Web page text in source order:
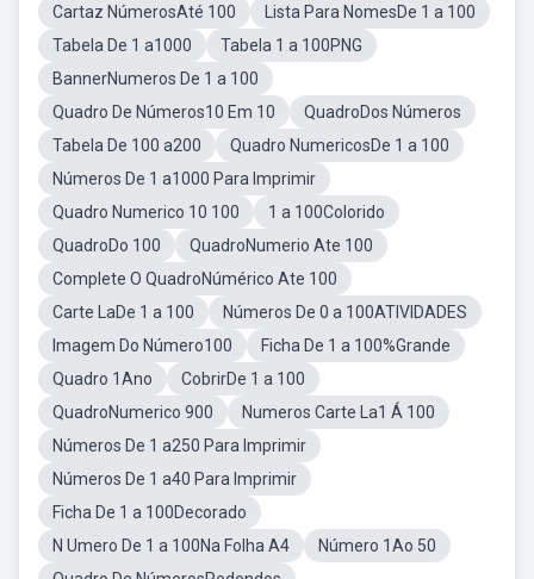
Cartaz NúmerosAté 100
Lista Para NomesDe 1 a 100
Tabela De 1 a1000
Tabela 1 a 100PNG
BannerNumeros De 1 a 100
Quadro De Números10 Em 10
QuadroDos Números
Tabela De 100 a200
Quadro NumericosDe 1 a 100
Números De 1 a1000 Para Imprimir
Quadro Numerico 10 100
1 a 100Colorido
QuadroDo 100
QuadroNumerio Ate 100
Complete O QuadroNúmérico Ate 100
Carte LaDe 1 a 100
Números De 0 a 100ATIVIDADES
Imagem Do Número100
Ficha De 1 a 100%Grande
Quadro 1Ano
CobrirDe 1 a 100
QuadroNumerico 900
Numeros Carte La1 Á 100
Números De 1 a250 Para Imprimir
Números De 1 a40 Para Imprimir
Ficha De 1 a 100Decorado
N Umero De 1 a 100Na Folha A4
Número 1Ao 50